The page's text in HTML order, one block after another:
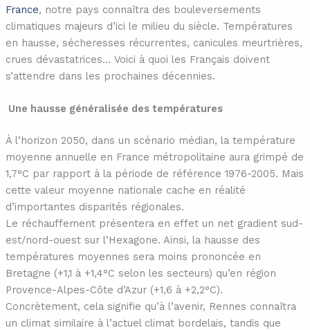
France, notre pays connaîtra des bouleversements
climatiques majeurs d’ici le milieu du siècle. Températures
en hausse, sécheresses récurrentes, canicules meurtrières,
crues dévastatrices… Voici à quoi les Français doivent
s’attendre dans les prochaines décennies.
Une hausse généralisée des températures
À l’horizon 2050, dans un scénario médian, la température
moyenne annuelle en France métropolitaine aura grimpé de
1,7°C par rapport à la période de référence 1976-2005. Mais
cette valeur moyenne nationale cache en réalité
d’importantes disparités régionales.
Le réchauffement présentera en effet un net gradient sud-
est/nord-ouest sur l’Hexagone. Ainsi, la hausse des
températures moyennes sera moins prononcée en
Bretagne (+1,1 à +1,4°C selon les secteurs) qu’en région
Provence-Alpes-Côte d’Azur (+1,6 à +2,2°C).
Concrètement, cela signifie qu’à l’avenir, Rennes connaîtra
un climat similaire à l’actuel climat bordelais, tandis que